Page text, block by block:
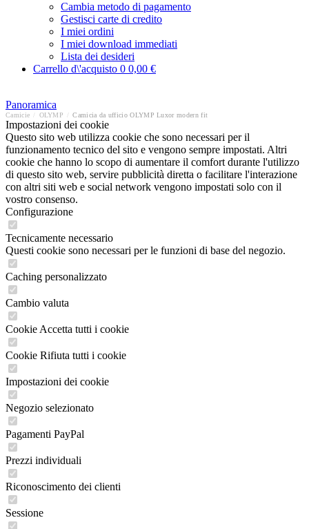
Cambia metodo di pagamento
Gestisci carte di credito
I miei ordini
I miei download immediati
Lista dei desideri
Carrello d\'acquisto 0 0,00 €
Panoramica
Camicie OLYMP Camicia da ufficio OLYMP Luxor modern fit
Impostazioni dei cookie
Questo sito web utilizza cookie che sono necessari per il
funzionamento tecnico del sito e vengono sempre impostati. Altri
cookie che hanno lo scopo di aumentare il comfort durante l'utilizzo
di questo sito web, servire pubblicità diretta o facilitare l'interazione
con altri siti web e social network vengono impostati solo con il
vostro consenso.
Configurazione
Tecnicamente necessario
Questi cookie sono necessari per le funzioni di base del negozio.
Caching personalizzato
Cambio valuta
Cookie Accetta tutti i cookie
Cookie Rifiuta tutti i cookie
Impostazioni dei cookie
Negozio selezionato
Pagamenti PayPal
Prezzi individuali
Riconoscimento dei clienti
Sessione